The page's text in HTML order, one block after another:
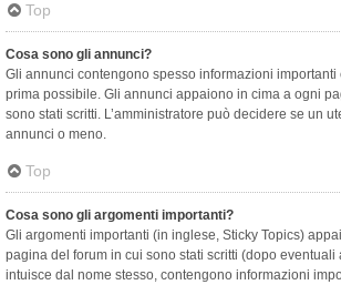
Top
Cosa sono gli annunci?
Gli annunci contengono spesso informazioni importanti
prima possibile. Gli annunci appaiono in cima a ogni
sono stati scritti. L’amministratore può decidere se un
annunci o meno.
Top
Cosa sono gli argomenti importanti?
Gli argomenti importanti (in inglese, Sticky Topics)
pagina del forum in cui sono stati scritti (dopo eventuali
intuisce dal nome stesso, contengono informazioni